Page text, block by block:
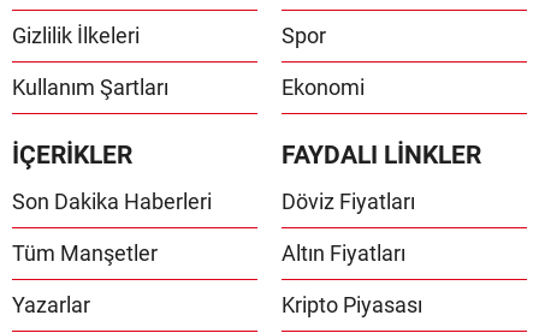
Gizlilik İlkeleri
Kullanım Şartları
Spor
Ekonomi
İÇERİKLER
Son Dakika Haberleri
Tüm Manşetler
Yazarlar
FAYDALI LİNKLER
Döviz Fiyatları
Altın Fiyatları
Kripto Piyasası